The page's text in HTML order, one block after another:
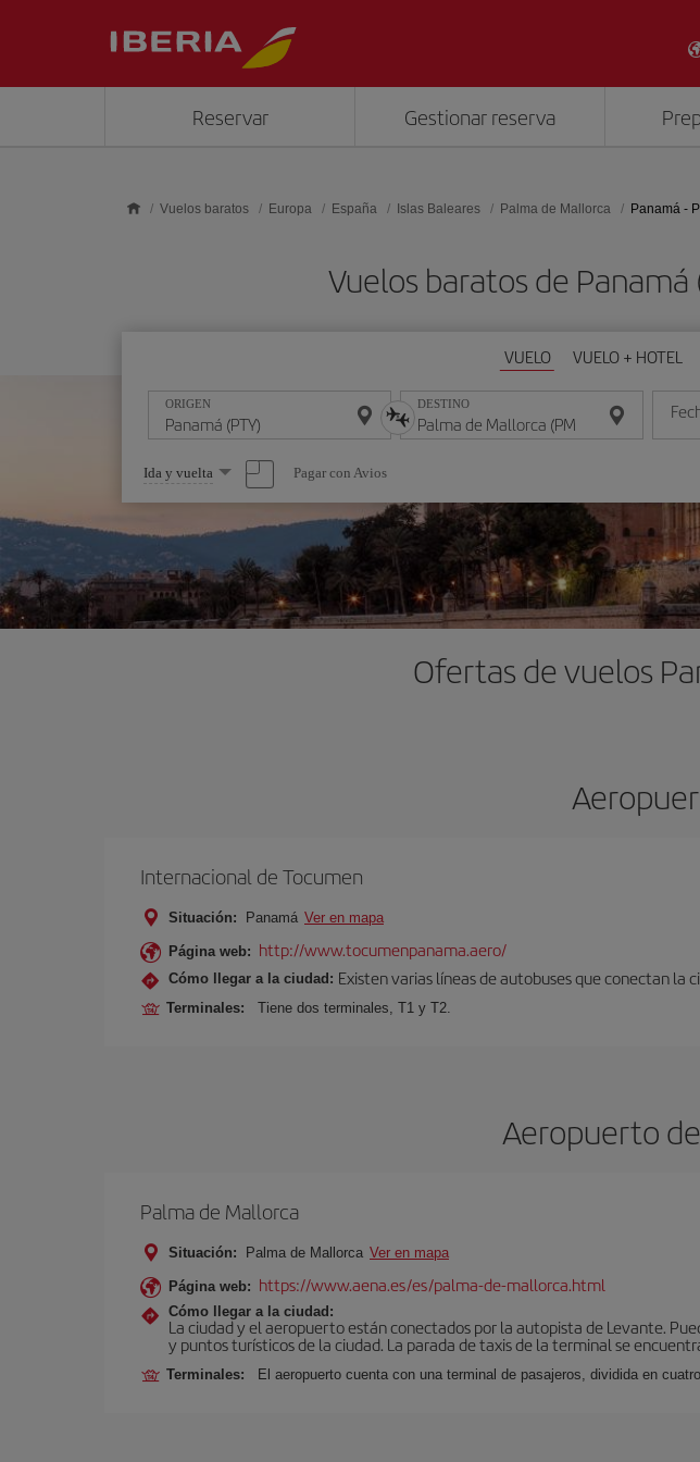
Reservar Gestionar reserva
Vuelos baratos Europa España Islas Baleares Palma de Mallorca Panamá -
Vuelos baratos de
VUELO VUELO + HOTEL
ORIGEN DESTINO
Seleccione
una
opción
Ida y vuelta Pagar con Avios
Ofertas de vuelos
Internacional de Tocumen
Situación: Panamá Ver en mapa
Página web: http://www.tocumenpanama.aero/
Cómo llegar a la ciudad: Existen varias líneas de autobuses que conectan la
Terminales: Tiene dos terminales, T1 y T2.
Aeropuerto
Palma de Mallorca
Situación: Palma de Mallorca Ver en mapa
Página web: https://www.aena.es/es/palma-de-mallorca.html
Cómo llegar a la ciudad:
La ciudad y el aeropuerto están conectados por la autopista de Levante.
y puntos turísticos de la ciudad. La parada de taxis de la terminal se
Terminales: El aeropuerto cuenta con una terminal de pasajeros, dividida en